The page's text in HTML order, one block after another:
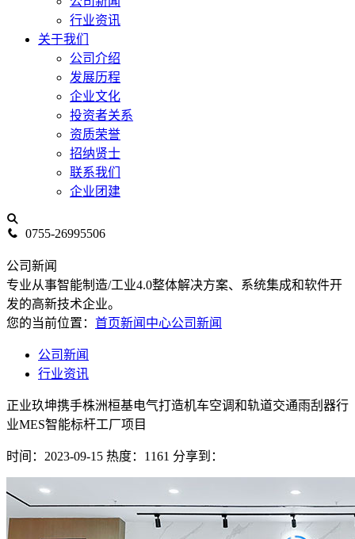
行业资讯
关于我们
公司介绍
发展历程
企业文化
投资者关系
资质荣誉
招纳贤士
联系我们
企业团建
0755-26995506
公司新闻
专业从事智能制造/工业4.0整体解决方案、系统集成和软件开
发的高新技术企业。
您的当前位置： 首页新闻中心公司新闻
公司新闻
行业资讯
正业玖坤携手株洲桓基电气打造机车空调和轨道交通雨刮器行
业MES智能标杆工厂项目
时间：2023-09-15 热度：1161 分享到：